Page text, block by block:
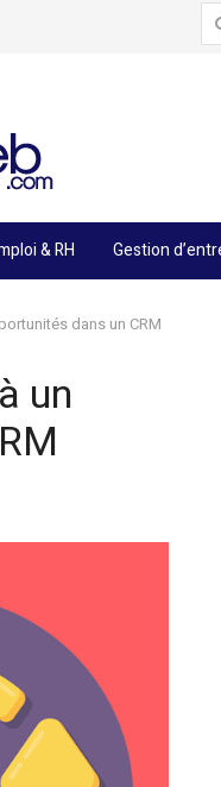
& RH Gestion
dans un CRM
un